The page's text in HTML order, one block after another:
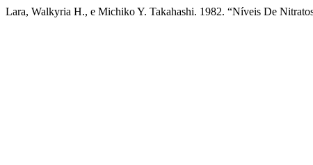
Lara, Walkyria H., e Michiko Y. Takahashi. 1982. “Níveis De